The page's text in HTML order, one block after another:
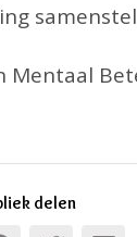
delen